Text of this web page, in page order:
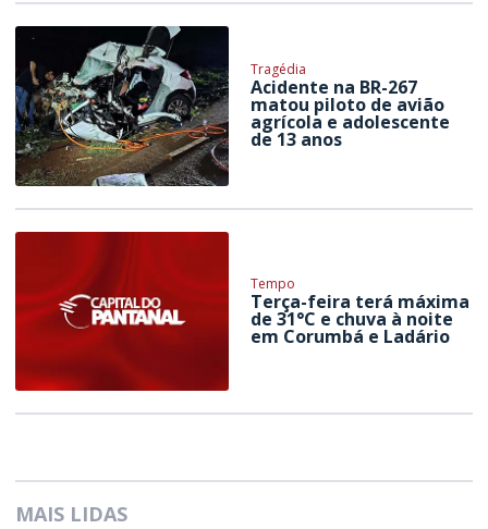
Tragédia
Acidente na BR-267
matou piloto de avião
agrícola e adolescente
de 13 anos
Tempo
Terça-feira terá máxima
de 31°C e chuva à noite
em Corumbá e Ladário
MAIS LIDAS